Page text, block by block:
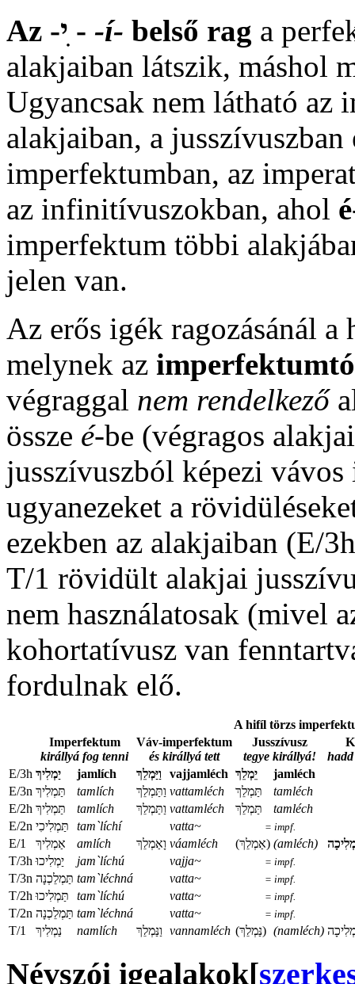
Az -י ִ- -í- belső rag a
alakjaiban látszik, máshol
Ugyancsak nem látható az
alakjaiban, a
imperfektumban, az
az infinitívuszokban, ahol é
imperfektum többi
jelen van.
Az erős igék ragozásánál
melynek az
végraggal nem rendelkező
össze é-be (végragos
jusszívuszból képezi
ugyanezeket a
ezekben az alakjaiban (E/
T/1 rövidült alakjai
nem használatosak (mivel
kohortatívusz van
fordulnak elő.
A hifíl törzs
Imperfektum
királlyá fog tenni
Váv-imperfektum
és királlyá tett
Jusszívusz
tegye királlyá!
E/3h יַמְלִיךְ‏‏ jamlích וַיַּמְלֵךְ vajjamléch יֵמְלֵךְ
jamléch
E/3n ‏‏תַּמְלִיךְ‏‏ tamlích וַתַּמְלֵךְ vattamléch ‏‏תַּמְלֵךְ
tamléch
E/2h ‏‏תַּמְלִיךְ‏‏ tamlích וַתַּמְלֵךְ vattamléch ‏‏‏‏תַּמְלֵךְ
tamléch
E/2n תַּמְלִיכִי tam`líchí vatta~ = impf.
E/1 אַמְלִיךְ‏‏‏‏‏‏ amlích וָאַמְלֵךְ váamléch (אַמְלֵךְ) (amléch)
T/3h ‏‏יַמְלִיכוּ jam`líchú vajja~ = impf.
T/3n ‏‏תַּמְלֵכְנָה tam`léchná vatta~ = impf.
T/2h תַּמְלִיכוּ‏‏ tam`líchú vatta~ = impf.
T/2n ‏‏תַּמְלֵכְנָה tam`léchná vatta~ = impf.
T/1 נַמְלִיךְ‏‏‏‏‏‏ namlích וַנַּמְלֵךְ vannamléch (נַּמְלֵךְ‏‏‏‏) (namléch)
Névszói igealakok[